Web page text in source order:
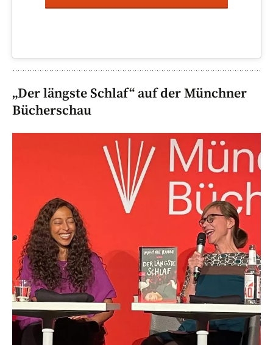
„Der längste Schlaf“ auf der Münchner
Bücherschau